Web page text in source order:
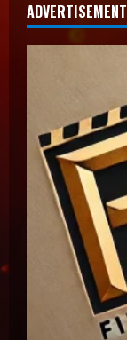
ADVERTISEMENT